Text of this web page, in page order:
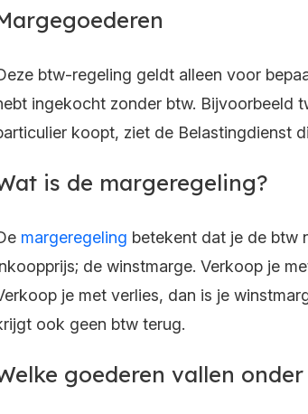
btw-regeling geldt alleen voor
ingekocht zonder btw. Bijvoorbeeld
koopt, ziet de Belastingdienst
is de margeregeling?
margeregeling betekent dat je de btw
de winstmarge. Verkoop je
je met verlies, dan is je
ook geen btw terug.
goederen vallen